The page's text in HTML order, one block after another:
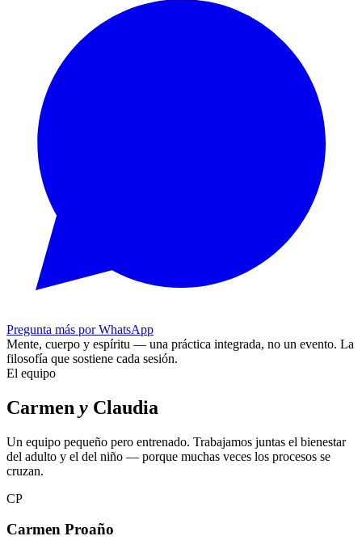
Pregunta más por WhatsApp
Mente, cuerpo y espíritu — una práctica integrada, no un evento. La
filosofía que sostiene cada sesión.
El equipo
Carmen y Claudia
Un equipo pequeño pero entrenado. Trabajamos juntas el bienestar
del adulto y el del niño — porque muchas veces los procesos se
cruzan.
CP
Carmen Proaño